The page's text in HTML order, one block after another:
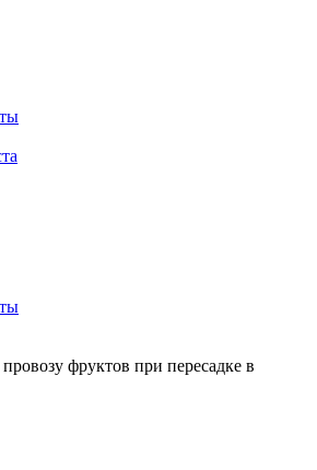
фруктов при пересадке в